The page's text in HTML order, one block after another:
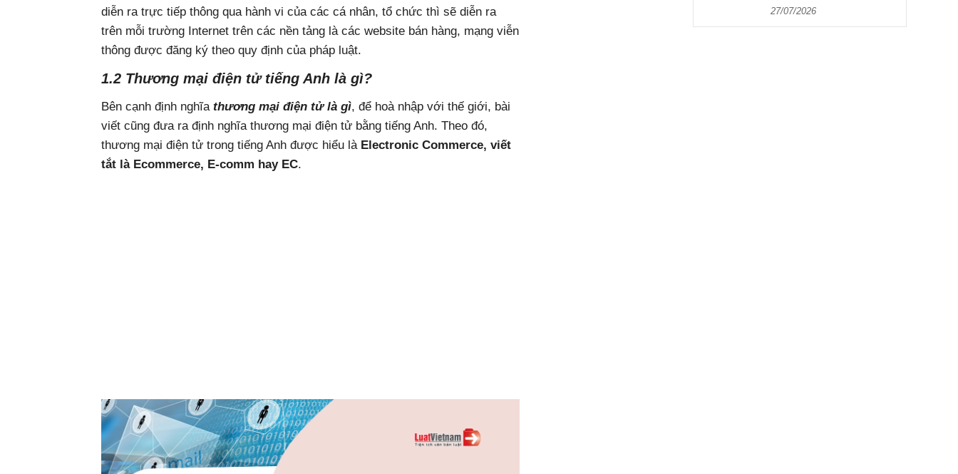
diễn ra trực tiếp thông qua hành vi của các cá nhân, tổ chức thì sẽ diễn ra
trên mỗi trường Internet trên các nền tảng là các website bán hàng, mạng viễn
thông được đăng ký theo quy định của pháp luật.
1.2 Thương mại điện tử tiếng Anh là gì?
Bên cạnh định nghĩa thương mại điện tử là gì, để hoà nhập với thế giới, bài
viết cũng đưa ra định nghĩa thương mại điện tử bằng tiếng Anh. Theo đó,
thương mại điện tử trong tiếng Anh được hiểu là Electronic Commerce, viết
tắt là Ecommerce, E-comm hay EC.
27/07/2026